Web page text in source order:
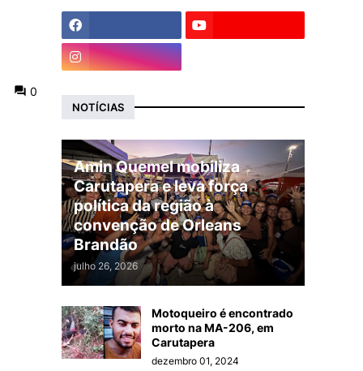
0
NOTÍCIAS
Amin Quemel mobiliza
Carutapera e leva força
política da região à
convenção de Orleans
Brandão
julho 26, 2026
Motoqueiro é encontrado
morto na MA-206, em
Carutapera
dezembro 01, 2024